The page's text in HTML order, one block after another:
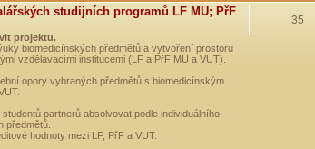
studijních programů LF MU; PřF
projektu.
biomedicínských předmětů a vytvoření prostoru
vzdělávacími institucemi (LF a PřF MU a VUT).
opory vybraných předmětů s biomedicínským
partnerů absolvovat podle individuálního
předmětů.
hodnoty mezi LF, PřF a VUT.
35